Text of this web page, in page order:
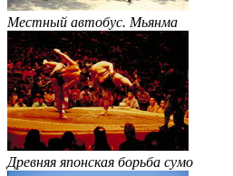
Местный автобус. Мьянма
Древняя японская борьба сумо